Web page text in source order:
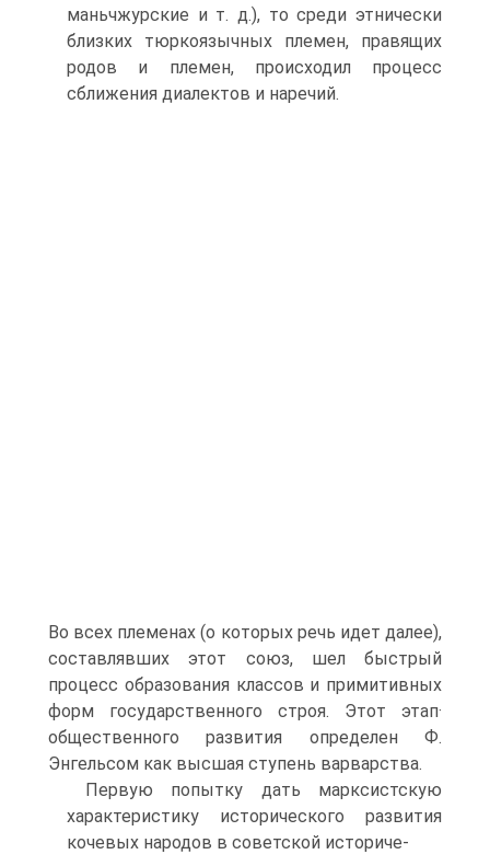
маньчжурские и т. д.), то среди этнически
близких тюр­коязычных племен, правящих
родов и племен, происходил процесс
сближения диалектов и наречий.
Во всех племенах (о которых речь идет далее),
составлявших этот союз, шел быстрый
процесс образования классов и примитивных
форм государственного строя. Этот этап·
общественного развития определен Ф.
Энгельсом как высшая ступень вар­варства.
Первую попытку дать марксистскую
характеристику исто­рического развития
кочевых народов в советской историче-